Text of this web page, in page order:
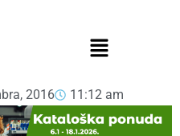
2016 11:12 am